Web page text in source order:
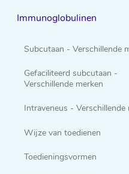
Immunoglobulinen
Subcutaan - Verschillende
Gefaciliteerd subcutaan -
Verschillende merken
Intraveneus - Verschillende
Wijze van toedienen
Toedieningsvormen